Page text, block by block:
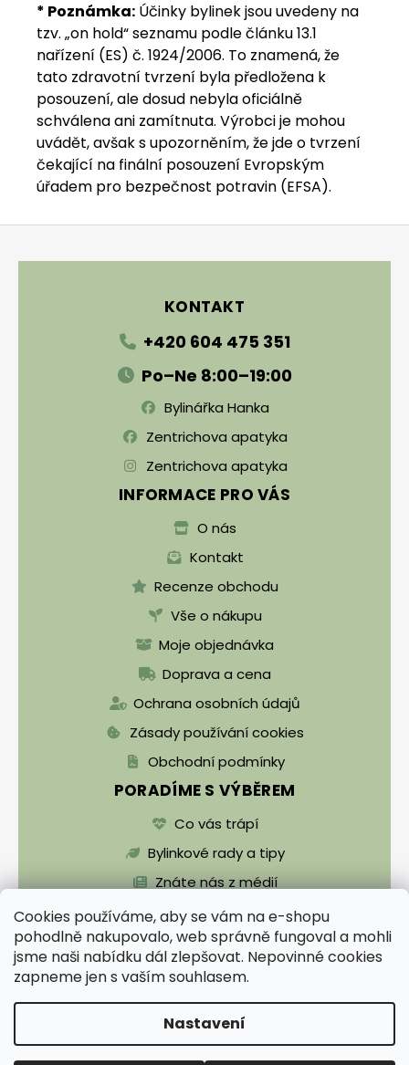
Cookies používáme, aby se vám na e-shopu
pohodlně nakupovalo, web správně fungoval a mohli
jsme naši nabídku dál zlepšovat. Nepovinné cookies
zapneme jen s vaším souhlasem.
Nastavení
* Poznámka: Účinky bylinek jsou uvedeny na
tzv. „on hold“ seznamu podle článku 13.1
nařízení (ES) č. 1924/2006. To znamená, že
tato zdravotní tvrzení byla předložena k
posouzení, ale dosud nebyla oficiálně
schválena ani zamítnuta. Výrobci je mohou
uvádět, avšak s upozorněním, že jde o tvrzení
čekající na finální posouzení Evropským
úřadem pro bezpečnost potravin (EFSA).
KONTAKT
+420 604 475 351
Po–Ne 8:00–19:00
Bylinářka Hanka
Zentrichova apatyka
Zentrichova apatyka
INFORMACE PRO VÁS
O nás
Kontakt
Recenze obchodu
Vše o nákupu
Moje objednávka
Doprava a cena
Ochrana osobních údajů
Zásady používání cookies
Obchodní podmínky
PORADÍME S VÝBĚREM
Co vás trápí
Bylinkové rady a tipy
Znáte nás z médií
Vytvořil Shoptet
Karel pro zdraví. Všechna práva vyhrazena.